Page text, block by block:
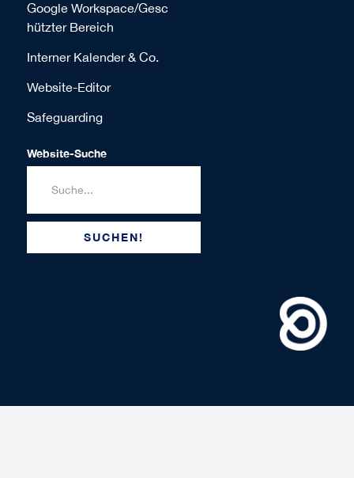
Google Workspace/Gesc
hützter Bereich
Interner Kalender & Co.
Website-Editor
Safeguarding
Website-Suche